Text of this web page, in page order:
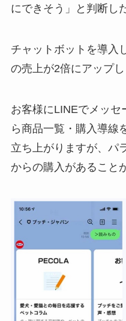
にできそう」と判断し
チャットボットを導入
の売上が2倍にアップし
お客様にLINEでメッセ
ら商品一覧・購入導線
立ち上がりますが、パ
からの購入があること